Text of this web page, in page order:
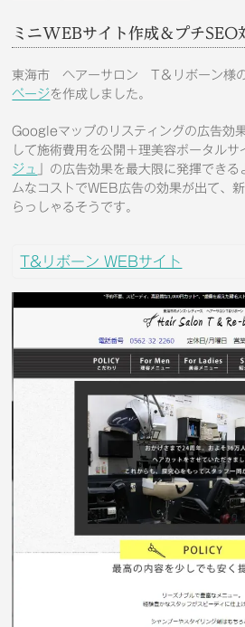
ミニWEBサイト作成＆プチ
東海市 ヘアーサロン T＆リボーン様
ページを作成しました。
Googleマップのリスティングの広告効
して施術費用を公開＋理美容ポータルサ
ジュ
」の広告効果を最大限に発揮でき
ムなコストでWEB広告の効果が出て、
らっしゃるそうです。
T&リボーン WEBサイト